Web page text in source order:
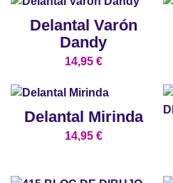
Delantal Varón
Dandy
14,95 €
Delantal Mirinda
14,95 €